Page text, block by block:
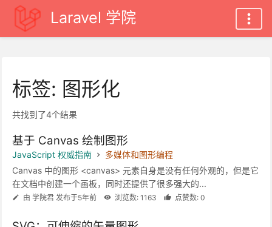
Laravel 学院
标签: 图形化
共找到了4个结果
基于 Canvas 绘制图形
JavaScript 权威指南
多媒体和图形编程
Canvas 中的图形 <canvas> 元素自身是没有任何外观的，但是它
在文档中创建一个画板，同时还提供了很多强大的...
由 学院君 发布于5年前 浏览数: 1163 点赞数: 0